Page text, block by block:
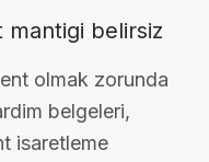
mantigi belirsiz
olmak zorunda
belgeleri,
isaretleme